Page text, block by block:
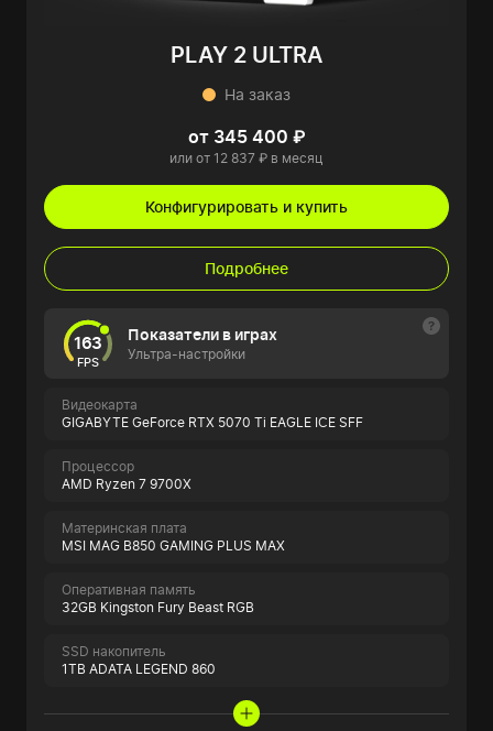
PLAY 2 ULTRA
На заказ
от 345 400 ₽
или от 12 837 ₽ в месяц
Конфигурировать и купить
Подробнее
163
FPS
Показатели в играх
Ультра-настройки
Видеокарта
GIGABYTE GeForce RTX 5070 Ti EAGLE ICE SFF
Процессор
AMD Ryzen 7 9700X
Материнская плата
MSI MAG B850 GAMING PLUS MAX
Оперативная память
32GB Kingston Fury Beast RGB
SSD накопитель
1TB ADATA LEGEND 860